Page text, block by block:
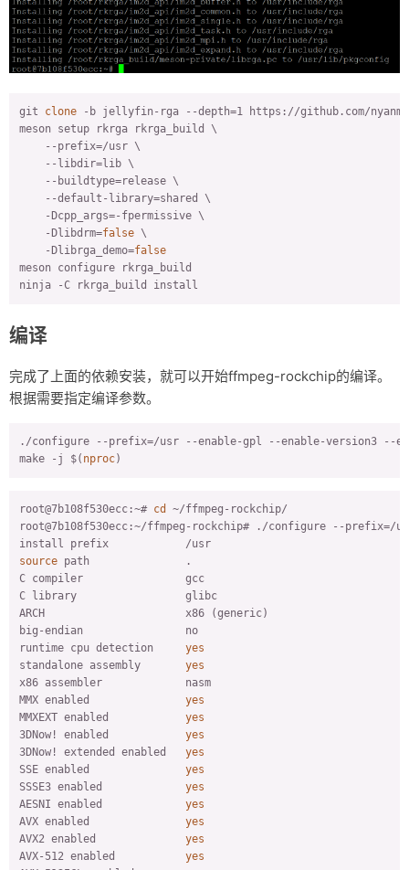
git clone -b jellyfin-rga --depth=1 https://github.com/
meson setup rkrga rkrga_build \
    --prefix=/usr \
    --libdir=lib \
    --buildtype=release \
    --default-library=shared \
    -Dcpp_args=-fpermissive \
    -Dlibdrm=
false \
    -Dlibrga_demo=
false
meson configure rkrga_build
ninja -C rkrga_build install
编译
完成了上面的依赖安装，就可以开始ffmpeg-rockchip的编译。
根据需要指定编译参数。
./configure --prefix=/usr --enable-gpl --enable-version3 --
make -j $( nproc)
root@7b108f530ecc:~# cd
~/ffmpeg-rockchip/
root@7b108f530ecc:~/ffmpeg-rockchip# ./configure --
source path               .
C compiler                gcc
C library                 glibc
ARCH                      x86 (generic)
big-endian                no
runtime cpu detection yes
standalone assembly yes
x86 assembler             nasm
MMX enabled yes
MMXEXT enabled yes
3DNow! enabled yes
3DNow! extended enabled yes
SSE enabled yes
SSSE3 enabled yes
AESNI enabled yes
AVX enabled yes
AVX2 enabled yes
AVX-512 enabled yes